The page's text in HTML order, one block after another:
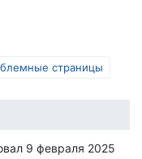
страницы
9 февраля 2025